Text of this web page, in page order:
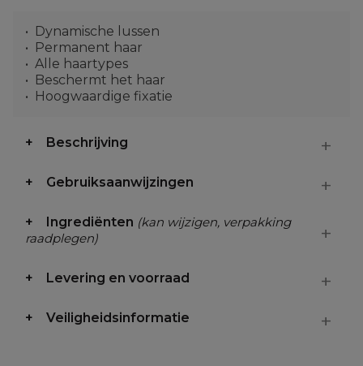
Dynamische lussen
Permanent haar
Alle haartypes
Beschermt het haar
Hoogwaardige fixatie
Beschrijving
Gebruiksaanwijzingen
Ingrediënten (kan wijzigen, verpakking
raadplegen)
Levering en voorraad
Veiligheidsinformatie